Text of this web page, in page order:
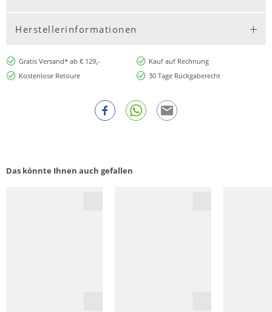
Herstellerinformationen
Gratis Versand* ab € 129,-
Kauf auf Rechnung
Kostenlose Retoure
30 Tage Rückgaberecht
Das könnte Ihnen auch gefallen